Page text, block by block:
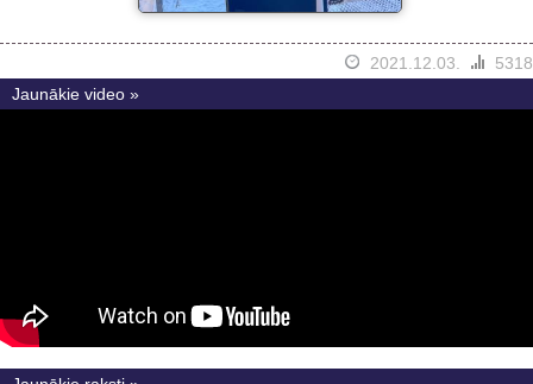
2021.12.03.
5318
Jaunākie video »